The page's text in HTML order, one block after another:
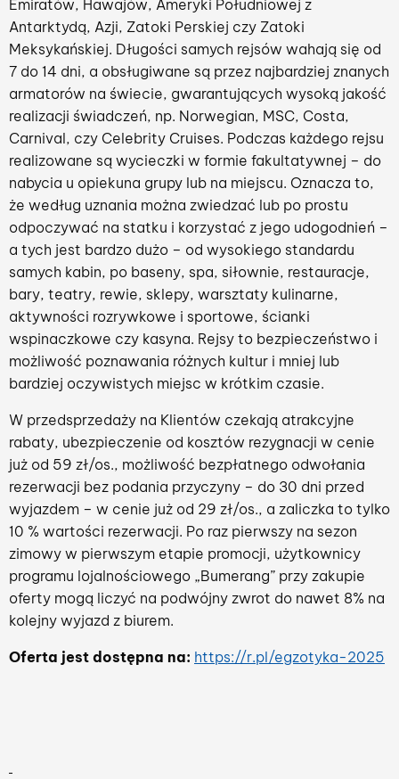
Emiratów, Hawajów, Ameryki Południowej z
Antarktydą, Azji, Zatoki Perskiej czy Zatoki
Meksykańskiej. Długości samych rejsów wahają się od
7 do 14 dni, a obsługiwane są przez najbardziej znanych
armatorów na świecie, gwarantujących wysoką jakość
realizacji świadczeń, np. Norwegian, MSC, Costa,
Carnival, czy Celebrity Cruises. Podczas każdego rejsu
realizowane są wycieczki w formie fakultatywnej – do
nabycia u opiekuna grupy lub na miejscu. Oznacza to,
że według uznania można zwiedzać lub po prostu
odpoczywać na statku i korzystać z jego udogodnień –
a tych jest bardzo dużo – od wysokiego standardu
samych kabin, po baseny, spa, siłownie, restauracje,
bary, teatry, rewie, sklepy, warsztaty kulinarne,
aktywności rozrywkowe i sportowe, ścianki
wspinaczkowe czy kasyna. Rejsy to bezpieczeństwo i
możliwość poznawania różnych kultur i mniej lub
bardziej oczywistych miejsc w krótkim czasie.
W przedsprzedaży na Klientów czekają atrakcyjne
rabaty, ubezpieczenie od kosztów rezygnacji w cenie
już od 59 zł/os., możliwość bezpłatnego odwołania
rezerwacji bez podania przyczyny – do 30 dni przed
wyjazdem – w cenie już od 29 zł/os., a zaliczka to tylko
10 % wartości rezerwacji. Po raz pierwszy na sezon
zimowy w pierwszym etapie promocji, użytkownicy
programu lojalnościowego „Bumerang” przy zakupie
oferty mogą liczyć na podwójny zwrot do nawet 8% na
kolejny wyjazd z biurem.
Oferta jest dostępna na: https://r.pl/egzotyka-2025